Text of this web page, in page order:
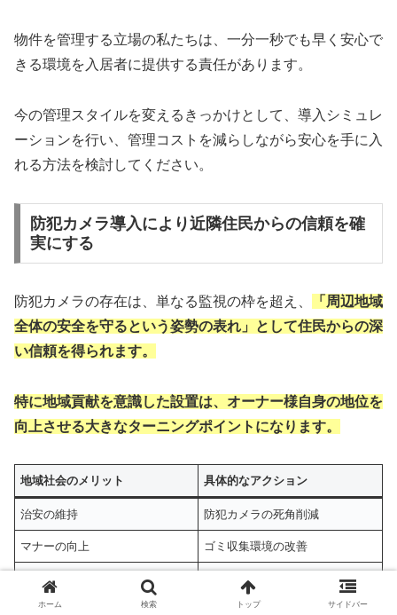
物件を管理する立場の私たちは、一分一秒でも早く安心で
きる環境を入居者に提供する責任があります。
今の管理スタイルを変えるきっかけとして、導入シミュレ
ーションを行い、管理コストを減らしながら安心を手に入
れる方法を検討してください。
防犯カメラ導入により近隣住民からの信頼を確
実にする
防犯カメラの存在は、単なる監視の枠を超え、
「周辺地域
全体の安全を守るという姿勢の表れ」として住民からの深
い信頼を得られます。
特に地域貢献を意識した設置は、オーナー様自身の地位を
向上させる大きなターニングポイントになります。
地域社会のメリット 具体的なアクション
治安の維持 防犯カメラの死角削減
マナーの向上 ゴミ収集環境の改善
犯罪抑止の連携 監視体制の強化
ホーム 検索 トップ サイドバー